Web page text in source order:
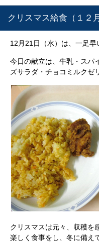
クリスマス給食（１２
12月21日（水）は、一足早
今日の献立は、牛乳・スパ
ズサラダ・チョコミルクゼ
クリスマスは元々、収穫を
楽しく食事をし、冬に備え